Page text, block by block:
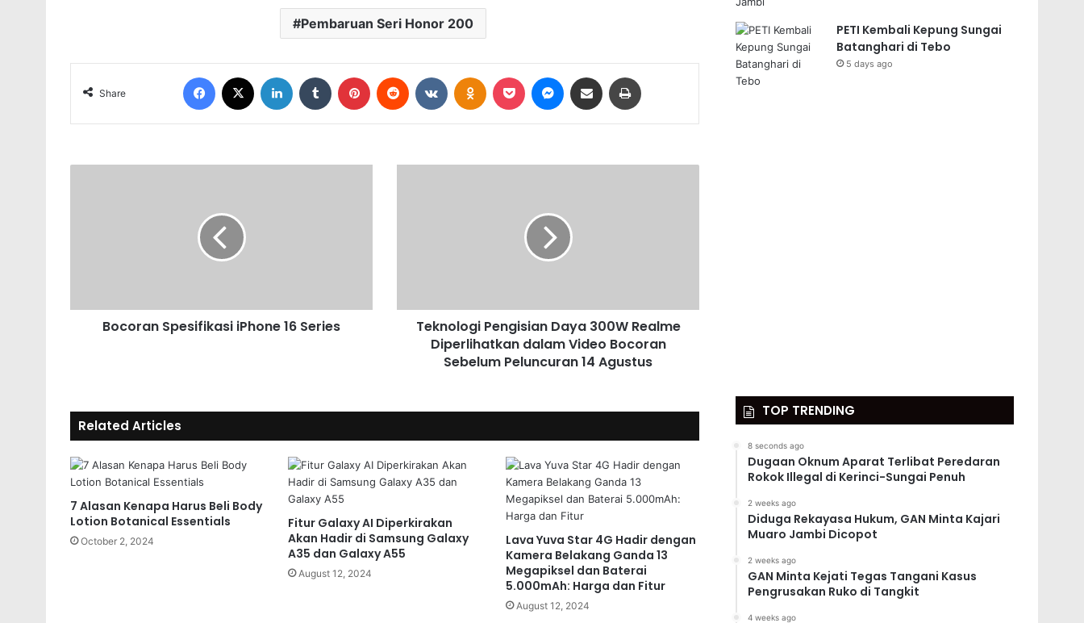
Pembaruan Seri Honor 200
Share
Bocoran Spesifikasi iPhone 16 Series
Teknologi Pengisian Daya 300W Realme
Diperlihatkan dalam Video Bocoran
Sebelum Peluncuran 14 Agustus
Related Articles
7 Alasan Kenapa Harus Beli Body
Lotion Botanical Essentials
October 2, 2024
Fitur Galaxy AI Diperkirakan
Akan Hadir di Samsung Galaxy
A35 dan Galaxy A55
August 12, 2024
Lava Yuva Star 4G Hadir dengan
Kamera Belakang Ganda 13
Megapiksel dan Baterai
5.000mAh: Harga dan Fitur
August 12, 2024
PETI Kembali Kepung Sungai
Batanghari di Tebo
5 days ago
TOP TRENDING
8 seconds ago
Dugaan Oknum Aparat Terlibat Peredaran
Rokok Illegal di Kerinci-Sungai Penuh
2 weeks ago
Diduga Rekayasa Hukum, GAN Minta Kajari
Muaro Jambi Dicopot
2 weeks ago
GAN Minta Kejati Tegas Tangani Kasus
Pengrusakan Ruko di Tangkit
4 weeks ago